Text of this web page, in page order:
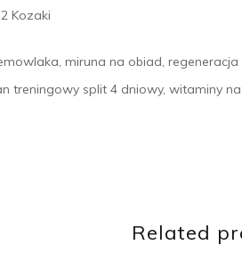
Kozaki
miruna na obiad,
treningowy split 4 dniowy, witaminy
Related